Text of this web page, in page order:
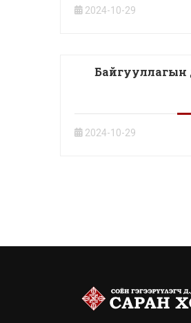
2024-10-29
2024-10-29